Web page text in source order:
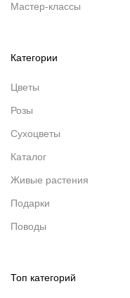
Мастер-классы
Категории
Цветы
Розы
Сухоцветы
Каталог
Живые растения
Подарки
Поводы
Топ категорий